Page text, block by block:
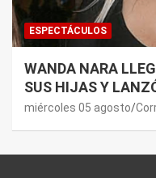
ESPECTÁCULOS
WANDA NARA
SUS HIJAS Y
PREMONICIÓN
miércoles 05 agosto